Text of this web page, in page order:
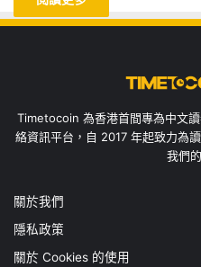
Timetocoin 為香港首間專為中文
絡資訊平台，自 2017 年起致力為
我們
關於我們
隱私政策
關於 Cookies 的使用